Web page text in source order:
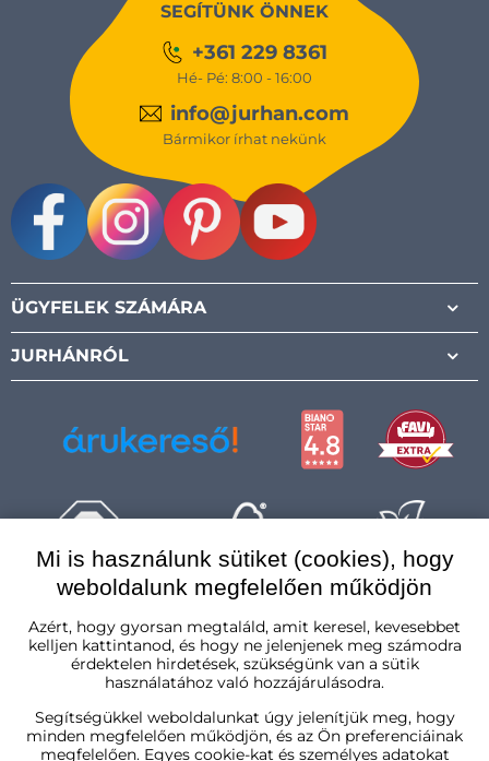
SEGÍTÜNK ÖNNEK
+361 229 8361
Hé- Pé: 8:00 - 16:00
info@jurhan.com
Bármikor írhat nekünk
ÜGYFELEK SZÁMÁRA
JURHÁNRÓL
Mi is használunk sütiket (cookies), hogy
weboldalunk megfelelően működjön
Azért, hogy gyorsan megtaláld, amit keresel, kevesebbet
kelljen kattintanod, és hogy ne jelenjenek meg számodra
érdektelen hirdetések, szükségünk van a sütik
használatához való hozzájárulásodra.
Segítségükkel weboldalunkat úgy jelenítjük meg, hogy
minden megfelelően működjön, és az Ön preferenciáinak
megfelelően. Egyes cookie-kat és személyes adatokat